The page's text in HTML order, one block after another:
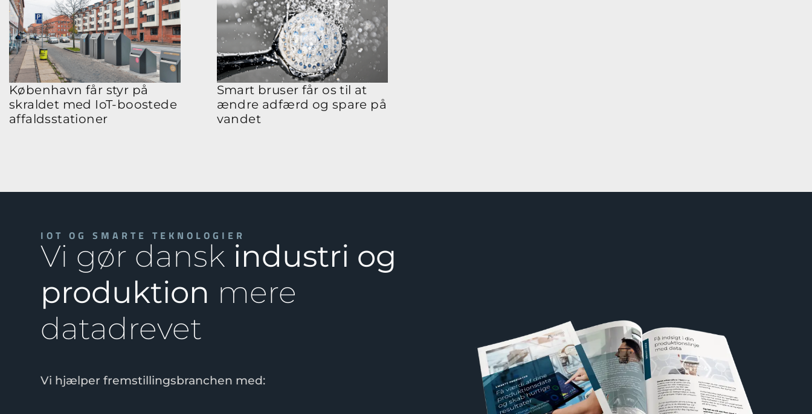
København får styr på
skraldet med IoT-boostede
affaldsstationer
Smart bruser får os til at
ændre adfærd og spare på
vandet
IOT OG SMARTE TEKNOLOGIER
Vi gør dansk industri og
produktion mere
datadrevet
Vi hjælper fremstillingsbranchen med: